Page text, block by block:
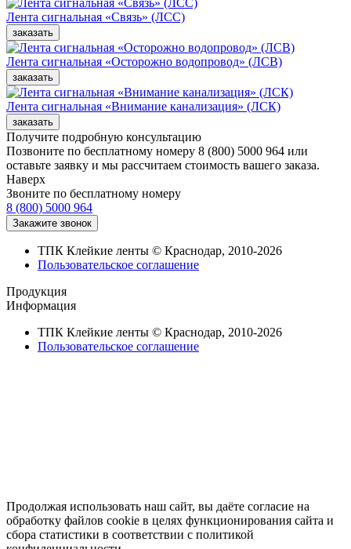
Лента сигнальная «Связь» (ЛСС)
Лента сигнальная «Осторожно водопровод» (ЛСВ)
Лента сигнальная «Внимание канализация» (ЛСК)
Получите подробную консультацию
Позвоните по бесплатному номеру 8 (800) 5000 964 или
оставьте заявку и мы рассчитаем стоимость вашего заказа.
Наверх
Звоните по бесплатному номеру
8 (800) 5000 964
ТПК Клейкие ленты © Краснодар, 2010-2026
Пользовательское соглашение
Продукция
Информация
ТПК Клейкие ленты © Краснодар, 2010-2026
Пользовательское соглашение
Продолжая использовать наш сайт, вы даёте согласие на
обработку файлов cookie в целях функционирования сайта и
сбора статистики в соответствии с политикой